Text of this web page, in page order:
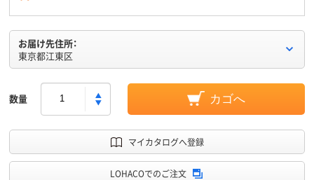
お届け先住所：
東京都江東区
数量 カゴへ
マイカタログへ登録
LOHACOでのご注文